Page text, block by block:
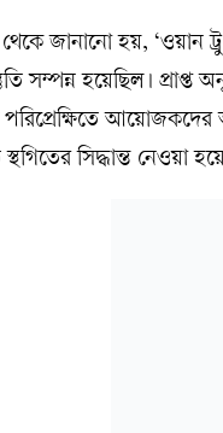
জানানো হয়, ‘ওয়ান
সম্পন্ন হয়েছিল।
পরিপ্রেক্ষিতে
সিদ্ধান্ত নেওয়া